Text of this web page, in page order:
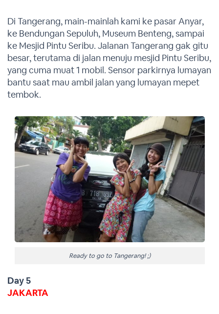
Di Tangerang, main-mainlah kami ke pasar Anyar,
ke Bendungan Sepuluh, Museum Benteng, sampai
ke Mesjid Pintu Seribu. Jalanan Tangerang gak gitu
besar, terutama di jalan menuju mesjid Pintu Seribu,
yang cuma muat 1 mobil. Sensor parkirnya lumayan
bantu saat mau ambil jalan yang lumayan mepet
tembok.
Ready to go to Tangerang! ;)
Day 5
JAKARTA